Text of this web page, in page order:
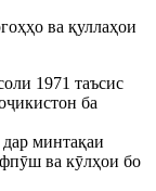
ва қуллаҳои
1971 таъсис
ба
дар минтақаи
ва кӯлҳои бо